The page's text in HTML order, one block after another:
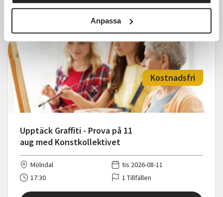
Anpassa
Läs mer och anmäl
Upptäck Graffiti - Prova på 11
aug med Konstkollektivet
Kostnadsfri
Mölndal
tis 2026-08-11
17:30
1 Tillfällen